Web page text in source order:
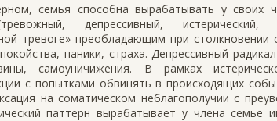
семья способна вырабатывать у своих
депрессивный, истерический,
тревоге» преобладающим при
паники, страха. Депрессивный
самоуничижения. В рамках
с попытками обвинять в происходящих
на соматическом неблагополучии с
паттерн вырабатывает у члена семье